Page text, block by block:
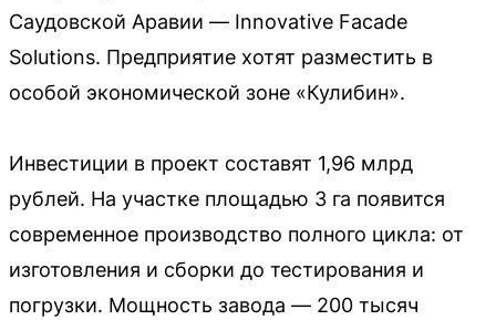
Саудовской Аравии — Innovative Facade
Solutions. Предприятие хотят разместить в
особой экономической зоне «Кулибин».
Инвестиции в проект составят 1,96 млрд
рублей. На участке площадью 3 га появится
современное производство полного цикла: от
изготовления и сборки до тестирования и
погрузки. Мощность завода — 200 тысяч